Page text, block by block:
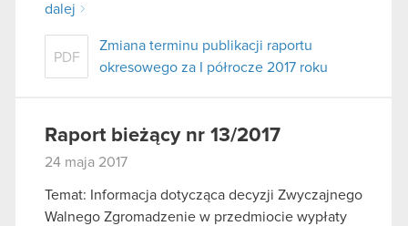
dalej
PDF
Zmiana terminu publikacji raportu
okresowego za I półrocze 2017 roku
Raport bieżący nr 13/2017
24 maja 2017
Temat: Informacja dotycząca decyzji Zwyczajnego
Walnego Zgromadzenie w przedmiocie wypłaty